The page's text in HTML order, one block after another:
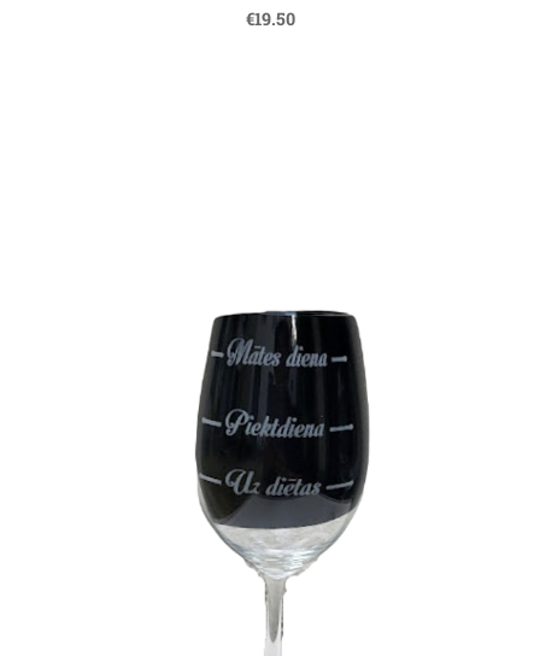
€19.50